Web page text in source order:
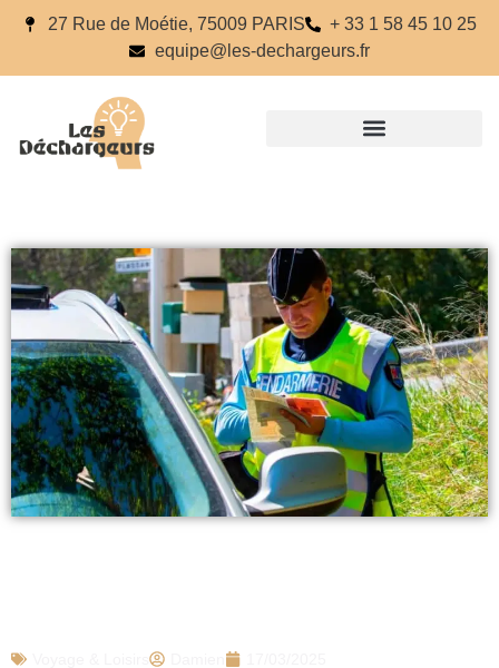
27 Rue de Moétie, 75009 PARIS
+ 33 1 58 45 10 25
equipe@les-dechargeurs.fr